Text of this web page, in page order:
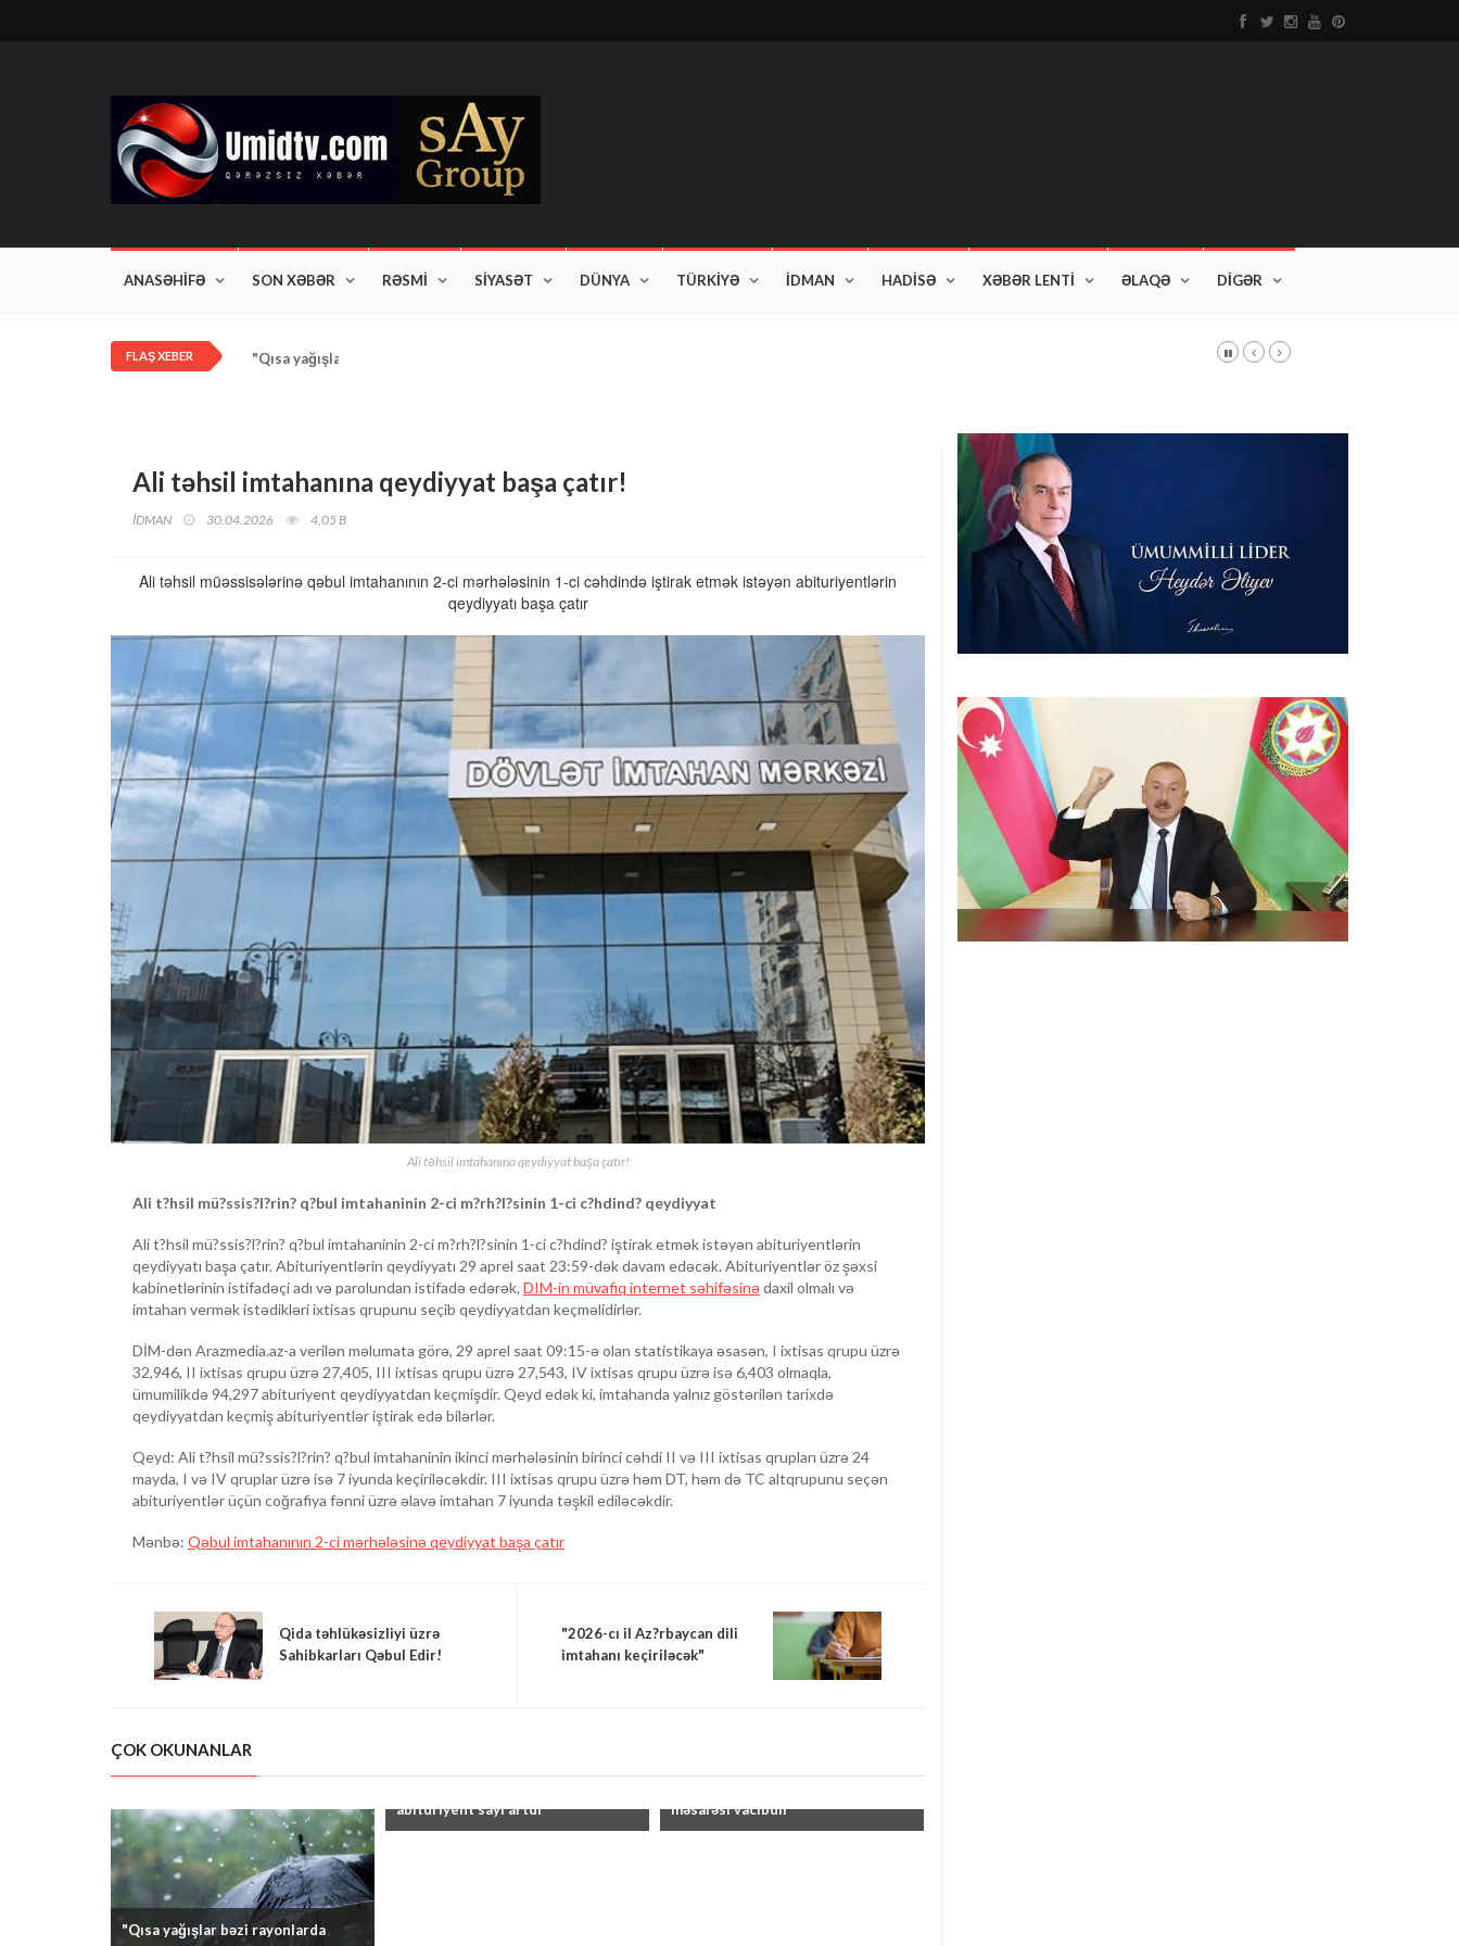
ANASƏHİFƏ SON XƏBƏR RƏSMİ SİYASƏT DÜNYA TÜRKİYƏ İDMAN HADİSƏ XƏBƏR LENTİ ƏLAQƏ DİGƏR
FLAŞ XEBER "Qısa yağışlar bəzi rayonlarda davam edir"
Ali təhsil imtahanına qeydiyyat başa çatır!
İDMAN 30.04.2026 4,05 B
Ali təhsil müəssisələrinə qəbul imtahanının 2-ci mərhələsinin 1-ci cəhdində iştirak etmək istəyən abituriyentlərin
qeydiyyatı başa çatır
Ali təhsil imtahanına qeydiyyat başa çatır!
Ali t?hsil mü?ssis?l?rin? q?bul imtahaninin 2-ci m?rh?l?sinin 1-ci c?hdind? qeydiyyat
Ali t?hsil mü?ssis?l?rin? q?bul imtahaninin 2-ci m?rh?l?sinin 1-ci c?hdind? iştirak etmək istəyən abituriyentlərin
qeydiyyatı başa çatır. Abituriyentlərin qeydiyyatı 29 aprel saat 23:59-dək davam edəcək. Abituriyentlər öz şəxsi
kabinetlərinin istifadəçi adı və parolundan istifadə edərək, DIM-in müvafiq internet səhifəsinədaxil olmalı və
imtahan vermək istədikləri ixtisas qrupunu seçib qeydiyyatdan keçməlidirlər.
DİM-dən Arazmedia.az-a verilən məlumata görə, 29 aprel saat 09:15-ə olan statistikaya əsasən, I ixtisas qrupu üzrə
32,946, II ixtisas qrupu üzrə 27,405, III ixtisas qrupu üzrə 27,543, IV ixtisas qrupu üzrə isə 6,403 olmaqla,
ümumilikdə 94,297 abituriyent qeydiyyatdan keçmişdir. Qeyd edək ki, imtahanda yalnız göstərilən tarixdə
qeydiyyatdan keçmiş abituriyentlər iştirak edə bilərlər.
Qeyd: Ali t?hsil mü?ssis?l?rin? q?bul imtahaninin ikinci mərhələsinin birinci cəhdi II və III ixtisas qrupları üzrə 24
mayda, I və IV qruplar üzrə isə 7 iyunda keçiriləcəkdir. III ixtisas qrupu üzrə həm DT, həm də TC altqrupunu seçən
abituriyentlər üçün coğrafiya fənni üzrə əlavə imtahan 7 iyunda təşkil ediləcəkdir.
Mənbə: Qəbul imtahanının 2-ci mərhələsinə qeydiyyat başa çatır
Qida təhlükəsizliyi üzrə
Sahibkarları Qəbul Edir!
"2026-cı il Az?rbaycan dili
imtahanı keçiriləcək"
ÇOK OKUNANLAR
"Qısa yağışlar bəzi rayonlarda
abituriyent sayı artdı"
məsafəsi vacibdir"